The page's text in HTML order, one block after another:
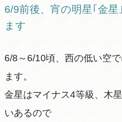
6/9前後、宵の明星｢金星
ます
6/8～6/10頃、西の低い空
ます。
金星はマイナス4等級、木
いあるので